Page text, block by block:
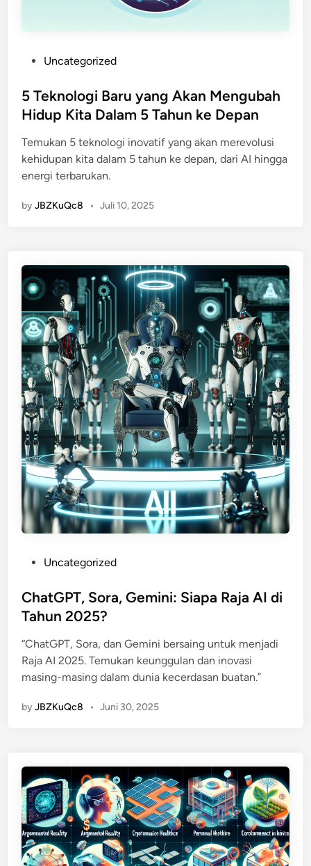
s
t
d
i
n
Uncategorized
5 Teknologi Baru yang Akan Mengubah
Hidup Kita Dalam 5 Tahun ke Depan
Temukan 5 teknologi inovatif yang akan merevolusi
kehidupan kita dalam 5 tahun ke depan, dari AI hingga
energi terbarukan.
byJBZKuQc8 • Juli 10, 2025
s
t
d
i
n
Uncategorized
ChatGPT, Sora, Gemini: Siapa Raja AI di
Tahun 2025?
“ChatGPT, Sora, dan Gemini bersaing untuk menjadi
Raja AI 2025. Temukan keunggulan dan inovasi
masing-masing dalam dunia kecerdasan buatan.”
byJBZKuQc8 • Juni 30, 2025